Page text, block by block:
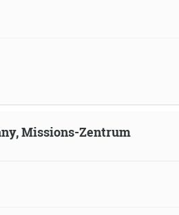
Missions-Zentrum